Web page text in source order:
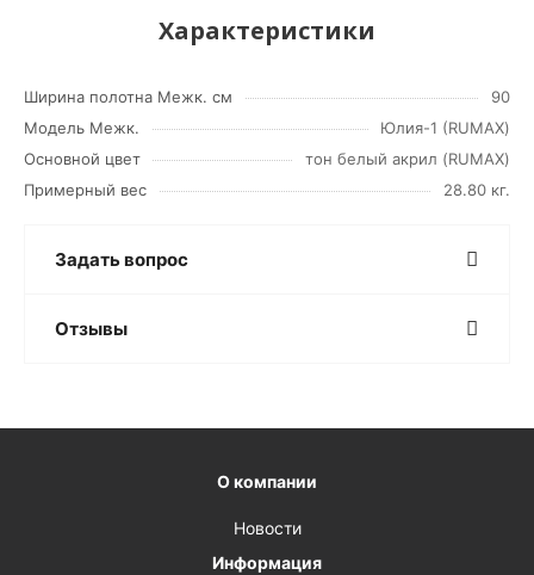
Характеристики
Ширина полотна Межк. см
90
Модель Межк.
Юлия-1 (RUMAX)
Основной цвет
тон белый акрил (RUMAX)
Примерный вес
28.80 кг.
Задать вопрос
Отзывы
О компании
Новости
Информация